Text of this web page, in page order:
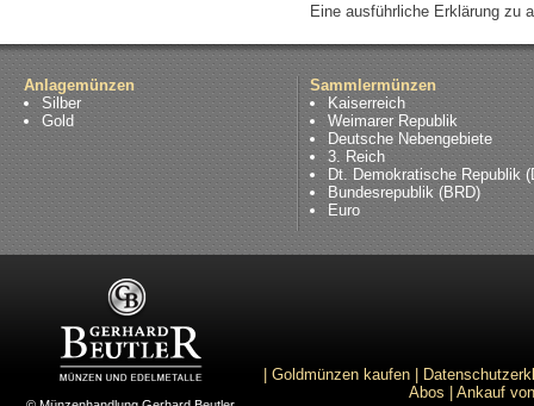
Eine ausführliche Erklärung zu
Anlagemünzen
Silber
Gold
Sammlermünzen
Kaiserreich
Weimarer Republik
Deutsche Nebengebiete
3. Reich
Dt. Demokratische Republik
Bundesrepublik (BRD)
Euro
Goldmünzen kaufen
Abos
Ankauf